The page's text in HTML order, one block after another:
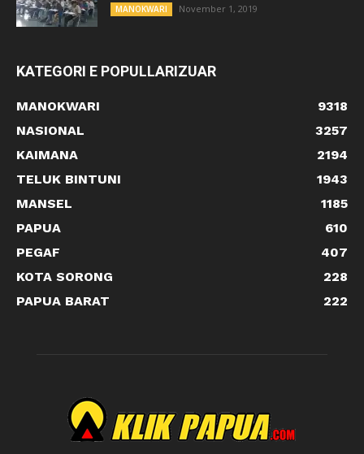
MANOKWARI November 1, 2019
KATEGORI E POPULLARIZUAR
MANOKWARI
9318
NASIONAL
3257
KAIMANA
2194
TELUK BINTUNI
1943
MANSEL
1185
PAPUA
610
PEGAF
407
KOTA SORONG
228
PAPUA BARAT
222